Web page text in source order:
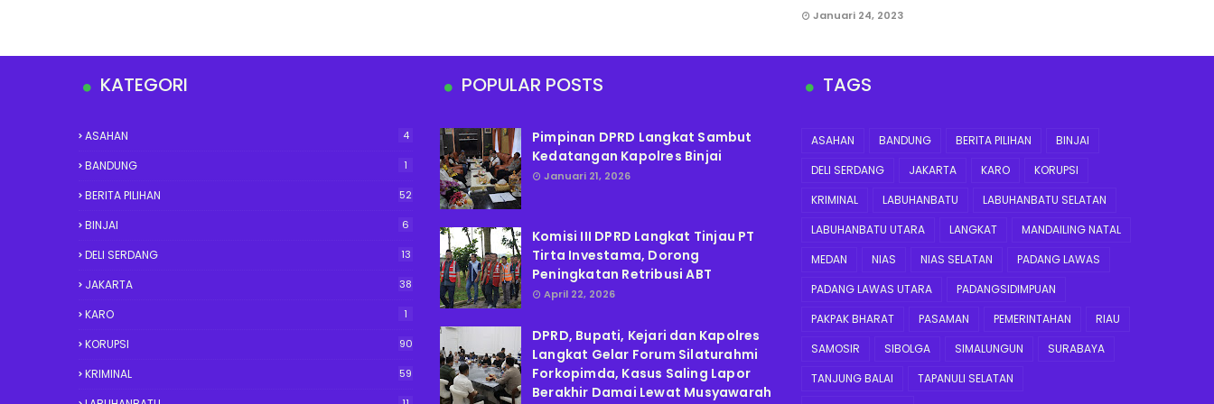
Januari 24, 2023
KATEGORI
ASAHAN 4
BANDUNG 1
BERITA PILIHAN 52
BINJAI 6
DELI SERDANG 13
JAKARTA 38
KARO 1
KORUPSI 90
KRIMINAL 59
POPULAR POSTS
Pimpinan DPRD Langkat Sambut
Kedatangan Kapolres Binjai
Januari 21, 2026
Komisi III DPRD Langkat Tinjau PT
Tirta Investama, Dorong
Peningkatan Retribusi ABT
April 22, 2026
DPRD, Bupati, Kejari dan Kapolres
Langkat Gelar Forum Silaturahmi
Forkopimda, Kasus Saling Lapor
Berakhir Damai Lewat Musyawarah
TAGS
ASAHAN BANDUNG BERITA PILIHAN
BINJAI
DELI SERDANG
JAKARTA KARO
KORUPSI
KRIMINAL
LABUHANBATU
LABUHANBATU SELATAN
LABUHANBATU UTARA
LANGKAT
MANDAILING NATAL
MEDAN
NIAS NIAS SELATAN
PADANG LAWAS
PADANG LAWAS UTARA
PADANGSIDIMPUAN
PAKPAK BHARAT
PASAMAN PEMERINTAHAN
RIAU
SAMOSIR
SIBOLGA SIMALUNGUN
SURABAYA
TANJUNG BALAI
TAPANULI SELATAN